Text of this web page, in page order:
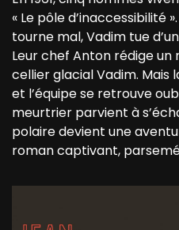
« Le pôle d’inaccessibilité
tourne mal, Vadim tue
Leur chef Anton rédige
cellier glacial Vadim.
et l’équipe se retrouve
meurtrier parvient à
polaire devient une
roman captivant,